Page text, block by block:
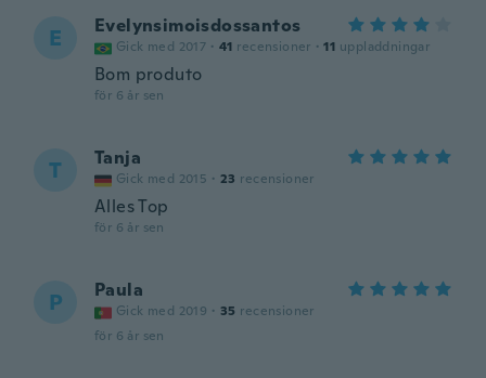
E Evelynsimoisdossantos
Gick med 2017 · 41 recensioner · 11 uppladdningar
Bom produto
för 6 år sen
T Tanja
Gick med 2015 · 23 recensioner
Alles Top
för 6 år sen
P Paula
Gick med 2019 · 35 recensioner
för 6 år sen